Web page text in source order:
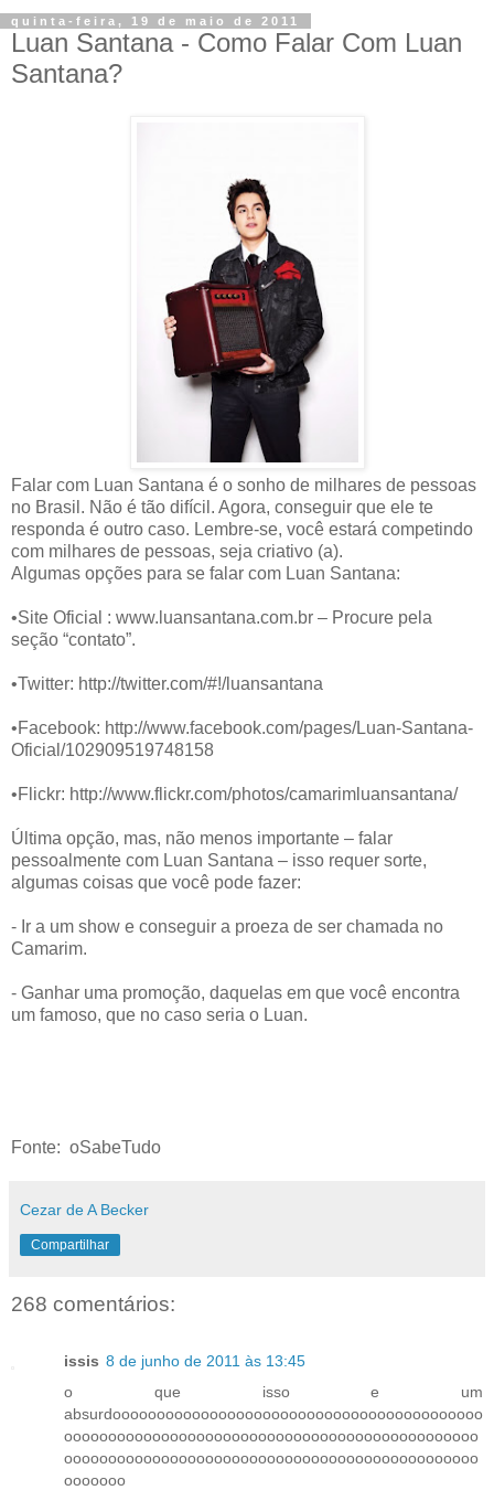
quinta-feira, 19 de maio de 2011
Luan Santana - Como Falar Com Luan
Santana?
Falar com Luan Santana é o sonho de milhares de pessoas
no Brasil. Não é tão difícil. Agora, conseguir que ele te
responda é outro caso. Lembre-se, você estará competindo
com milhares de pessoas, seja criativo (a).
Algumas opções para se falar com Luan Santana:
•Site Oficial : www.luansantana.com.br – Procure pela
seção “contato”.
•Twitter: http://twitter.com/#!/luansantana
•Facebook: http://www.facebook.com/pages/Luan-Santana-
Oficial/102909519748158
•Flickr: http://www.flickr.com/photos/camarimluansantana/
Última opção, mas, não menos importante – falar
pessoalmente com Luan Santana – isso requer sorte,
algumas coisas que você pode fazer:
- Ir a um show e conseguir a proeza de ser chamada no
Camarim.
- Ganhar uma promoção, daquelas em que você encontra
um famoso, que no caso seria o Luan.
Fonte: oSabeTudo
Cezar de A Becker
Compartilhar
268 comentários:
issis 8 de junho de 2011 às 13:45
o que isso e um
absurdoooooooooooooooooooooooooooooooooooooooooo
ooooooooooooooooooooooooooooooooooooooooooooooo
ooooooooooooooooooooooooooooooooooooooooooooooo
ooooooo